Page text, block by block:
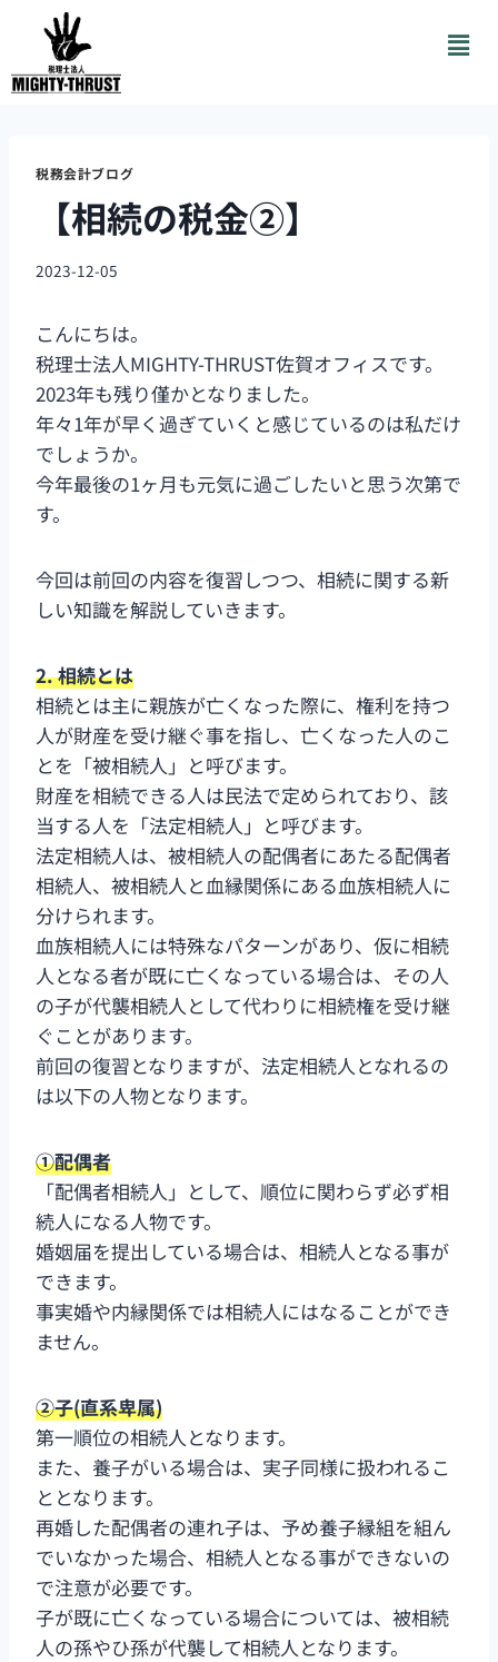
税務会計ブログ
【相続の税金②】
2023-12-05
こんにちは。
税理士法人MIGHTY-THRUST佐賀オフィスです。
2023年も残り僅かとなりました。
年々1年が早く過ぎていくと感じているのは私だけ
でしょうか。
今年最後の1ヶ月も元気に過ごしたいと思う次第で
す。
今回は前回の内容を復習しつつ、相続に関する新
しい知識を解説していきます。
2. 相続とは
相続とは主に親族が亡くなった際に、権利を持つ
人が財産を受け継ぐ事を指し、亡くなった人のこ
とを「被相続人」と呼びます。
財産を相続できる人は民法で定められており、該
当する人を「法定相続人」と呼びます。
法定相続人は、被相続人の配偶者にあたる配偶者
相続人、被相続人と血縁関係にある血族相続人に
分けられます。
血族相続人には特殊なパターンがあり、仮に相続
人となる者が既に亡くなっている場合は、その人
の子が代襲相続人として代わりに相続権を受け継
ぐことがあります。
前回の復習となりますが、法定相続人となれるの
は以下の人物となります。
①配偶者
「配偶者相続人」として、順位に関わらず必ず相
続人になる人物です。
婚姻届を提出している場合は、相続人となる事が
できます。
事実婚や内縁関係では相続人にはなることができ
ません。
②子(直系卑属)
第一順位の相続人となります。
また、養子がいる場合は、実子同様に扱われるこ
ととなります。
再婚した配偶者の連れ子は、予め養子縁組を組ん
でいなかった場合、相続人となる事ができないの
で注意が必要です。
子が既に亡くなっている場合については、被相続
人の孫やひ孫が代襲して相続人となります。